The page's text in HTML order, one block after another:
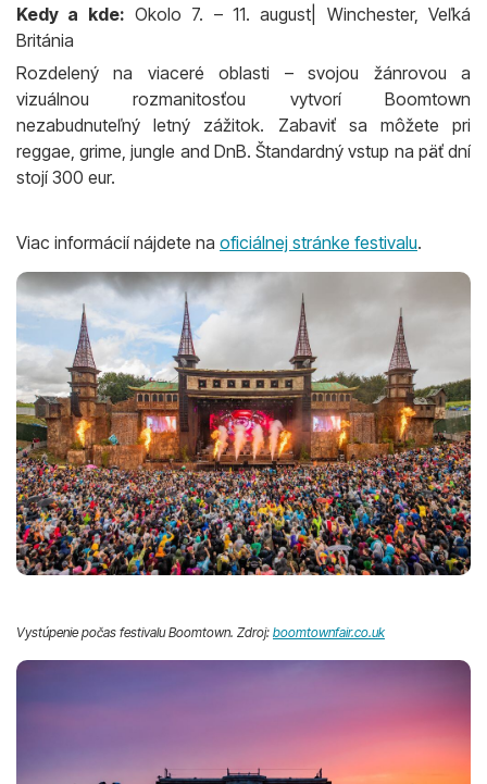
Kedy a kde: Okolo 7. – 11. august| Winchester, Veľká
Británia
Rozdelený na viaceré oblasti – svojou žánrovou a
vizuálnou rozmanitosťou vytvorí Boomtown
nezabudnuteľný letný zážitok. Zabaviť sa môžete pri
reggae, grime, jungle and DnB. Štandardný vstup na päť dní
stojí 300 eur.
Viac informácií nájdete na oficiálnej stránke festivalu.
Vystúpenie počas festivalu Boomtown. Zdroj: boomtownfair.co.uk